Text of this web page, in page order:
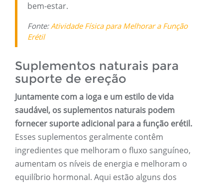
bem-estar.
Fonte:Atividade Física para Melhorar a Função
Erétil
Suplementos naturais para
suporte de ereção
Juntamente com a ioga e um estilo de vida
saudável, os suplementos naturais podem
fornecer suporte adicional para a função erétil.
Esses suplementos geralmente contêm
ingredientes que melhoram o fluxo sanguíneo,
aumentam os níveis de energia e melhoram o
equilíbrio hormonal. Aqui estão alguns dos